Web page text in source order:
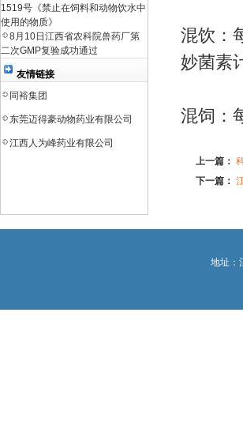
1519号《禁止在饲料和动物饮水中
使用的物质》
8月10日江西省农科院兽药厂第
二次GMP复验成功通过
友情链接
同裕集团
东莞迈得豪动物药业有限公司
江西人为峰药业有限公司
混饮：
妙菌素
混饲：
上一篇：
下一篇：
地址：